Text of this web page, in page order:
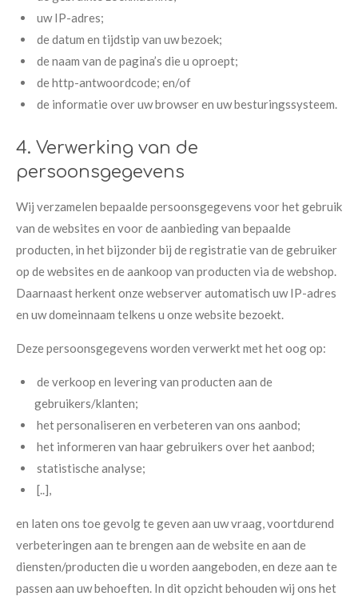
uw IP-adres;
de datum en tijdstip van uw bezoek;
de naam van de pagina’s die u oproept;
de http-antwoordcode; en/of
de informatie over uw browser en uw besturingssysteem.
4. Verwerking van de
persoonsgegevens
Wij verzamelen bepaalde persoonsgegevens voor het gebruik
van de websites en voor de aanbieding van bepaalde
producten, in het bijzonder bij de registratie van de gebruiker
op de websites en de aankoop van producten via de webshop.
Daarnaast herkent onze webserver automatisch uw IP-adres
en uw domeinnaam telkens u onze website bezoekt.
Deze persoonsgegevens worden verwerkt met het oog op:
de verkoop en levering van producten aan de
gebruikers/klanten;
het personaliseren en verbeteren van ons aanbod;
het informeren van haar gebruikers over het aanbod;
statistische analyse;
[..],
en laten ons toe gevolg te geven aan uw vraag, voortdurend
verbeteringen aan te brengen aan de website en aan de
diensten/producten die u worden aangeboden, en deze aan te
passen aan uw behoeften. In dit opzicht behouden wij ons het